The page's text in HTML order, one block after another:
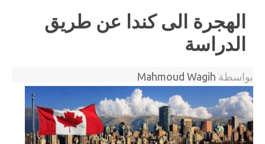
الهجرة الى كندا عن طريق
الدراسة
بواسطة Mahmoud Wagih